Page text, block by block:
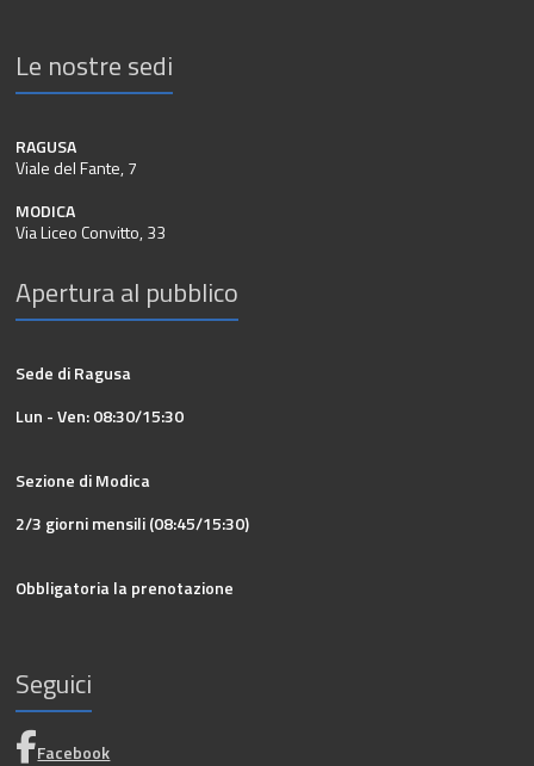
Le nostre sedi
RAGUSA
Viale del Fante, 7
MODICA
Via Liceo Convitto, 33
Apertura al pubblico
Sede di Ragusa
Lun - Ven: 08:30/15:30
Sezione di Modica
2/3 giorni mensili (08:45/15:30)
Obbligatoria la prenotazione
Seguici
Facebook